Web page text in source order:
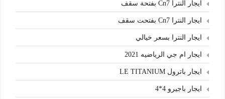
ايجار النترا Cn7 بفتحة سقف
ايجار النترا Cn7 بفتحت سقف
ايجار النترا بسعر خيالي
ايجار ام جي الرياضيه 2021
ايجار باترول LE TITANIUM
ايجار باجيرو 4*4